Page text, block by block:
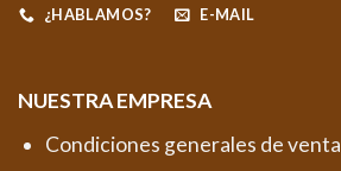
¿HABLAMOS? E-MAIL
NUESTRA EMPRESA
Condiciones generales de venta